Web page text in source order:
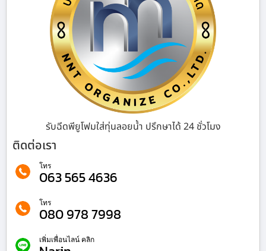
รับฉีดพียูโฟมใส่ทุ่นลอยน้ำ ปรึกษาได้ 24 ชั่วโมง
ติดต่อเรา
โทร
063 565 4636
โทร
080 978 7998
เพิ่มเพื่อนไลน์ คลิก